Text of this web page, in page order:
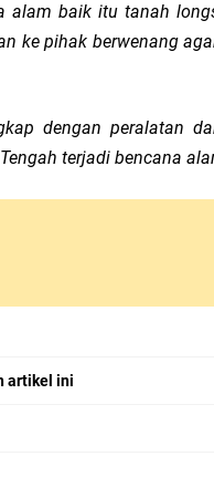
alam baik itu tanah
ke pihak berwenang
dengan peralatan
terjadi bencana
artikel ini